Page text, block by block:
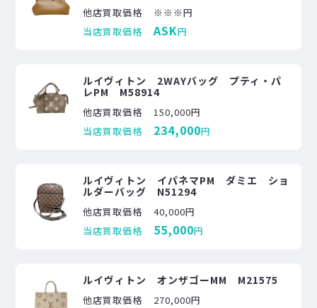
他店買取価格
※※※円
当店買取価格
ASK円
ルイヴィトン 2WAYバッグ プティ・パ
レPM M58914
他店買取価格
150,000円
当店買取価格
234,000円
ルイヴィトン イパネマPM ダミエ ショ
ルダーバッグ N51294
他店買取価格
40,000円
当店買取価格
55,000円
ルイヴィトン オンザゴーMM M21575
他店買取価格
270,000円